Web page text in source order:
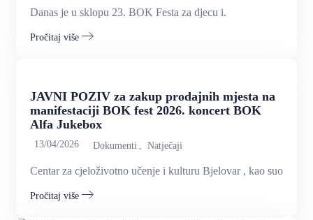
Danas je u sklopu 23. BOK Festa za djecu i.
Pročitaj više
JAVNI POZIV za zakup prodajnih mjesta na
manifestaciji BOK fest 2026. koncert BOK
Alfa Jukebox
13/04/2026 Dokumenti Natječaji
Centar za cjeloživotno učenje i kulturu Bjelovar , kao
Pročitaj više